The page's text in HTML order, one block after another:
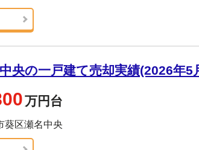
央の一戸建て売却実績(2026年5
万円台
葵区瀬名中央